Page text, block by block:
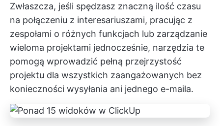
Zwłaszcza, jeśli spędzasz znaczną ilość czasu
na połączeniu z interesariuszami, pracując z
zespołami o różnych funkcjach lub zarządzanie
wieloma projektami jednocześnie, narzędzia te
pomogą wprowadzić pełną przejrzystość
projektu dla wszystkich zaangażowanych bez
konieczności wysyłania ani jednego e-maila.